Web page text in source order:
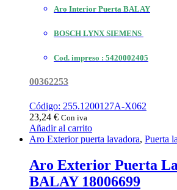
Aro Interior Puerta BALAY
BOSCH LYNX SIEMENS
Cod. impreso : 5420002405
00362253
Código: 255.1200127A-X062
23,24 € Con iva
Añadir al carrito
Aro Exterior puerta lavadora, Puerta
Aro Exterior Puerta
BALAY 18006699